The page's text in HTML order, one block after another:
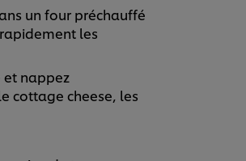
un four préchauffé
les
et nappez
cottage cheese, les